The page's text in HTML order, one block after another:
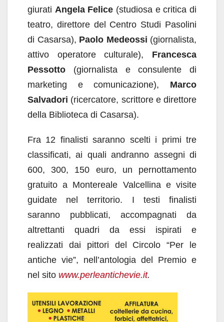
giurati Angela Felice (studiosa e critica di
teatro, direttore del Centro Studi Pasolini
di Casarsa), Paolo Medeossi (giornalista,
attivo operatore culturale), Francesca
Pessotto (giornalista e consulente di
marketing e comunicazione), Marco
Salvadori (ricercatore, scrittore e direttore
della Biblioteca di Casarsa).
Fra 12 finalisti saranno scelti i primi tre
classificati, ai quali andranno assegni di
600, 300, 150 euro, un pernottamento
gratuito a Montereale Valcellina e visite
guidate nel territorio. I testi finalisti
saranno pubblicati, accompagnati da
altrettanti quadri da essi ispirati e
realizzati dai pittori del Circolo “Per le
antiche vie”, nell’antologia del Premio e
nel sito www.perleantichevie.it.